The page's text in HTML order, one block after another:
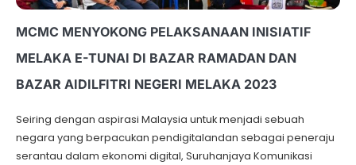
MCMC MENYOKONG PELAKSANAAN INISIATIF
MELAKA E-TUNAI DI BAZAR RAMADAN DAN
BAZAR AIDILFITRI NEGERI MELAKA 2023
Seiring dengan aspirasi Malaysia untuk menjadi sebuah
negara yang berpacukan pendigitalandan sebagai peneraju
serantau dalam ekonomi digital, Suruhanjaya Komunikasi